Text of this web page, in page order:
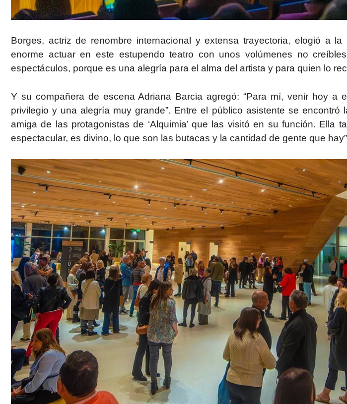
Borges, actriz de renombre internacional y extensa trayectoria, elogió a
enorme actuar en este estupendo teatro con unos volúmenes no
espectáculos, porque es una alegría para el alma del artista y para quien lo
Y su compañera de escena Adriana Barcia agregó: “Para mí, venir hoy a
privilegio y una alegría muy grande”. Entre el público asistente se encontró
amiga de las protagonistas de ‘Alquimia’ que las visitó en su función. Ella
espectacular, es divino, lo que son las butacas y la cantidad de gente que